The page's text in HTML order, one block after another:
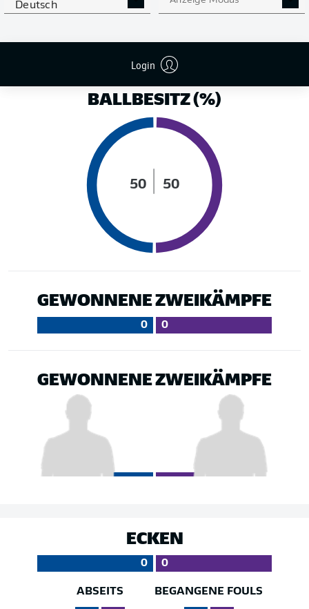
Deutsch
Login
LAUFDISTANZ (KM)
BALLBESITZ (%)
50 50
GEWONNENE ZWEIKÄMPFE
0 0
GEWONNENE ZWEIKÄMPFE
ECKEN
0 0
ABSEITS BEGANGENE FOULS